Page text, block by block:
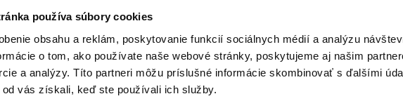
používa súbory cookies
obsahu a reklám, poskytovanie funkcií sociálnych médií a analýzu
o tom, ako používate naše webové stránky, poskytujeme aj našim
a analýzy. Títo partneri môžu príslušné informácie skombinovať s ďalšími
od vás získali, keď ste používali ich služby.
DOPLNKY V CENE